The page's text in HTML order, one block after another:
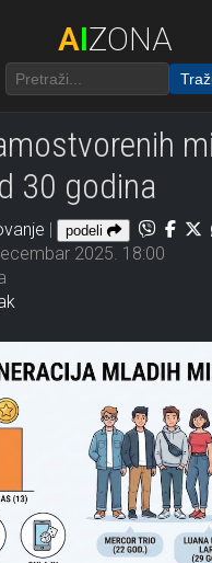
AIZONA
30 godina
| podeli
2025. 18:00